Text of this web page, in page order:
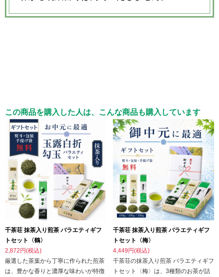
この商品を購入した人は、こんな商品も購入しています
千茶荘 抹茶入り煎茶 バラエティギフ
トセット〈鶴〉
2,872円(税込)
厳選した茶葉から丁寧に作られた煎茶
は、豊かな香りと濃厚な味わいが特徴
千茶荘 抹茶入り煎茶 バラエティギフ
トセット〈梅〉
4,449円(税込)
千茶荘の抹茶入り煎茶 バラエティギフ
トセット〈梅〉は、3種類のお茶が詰